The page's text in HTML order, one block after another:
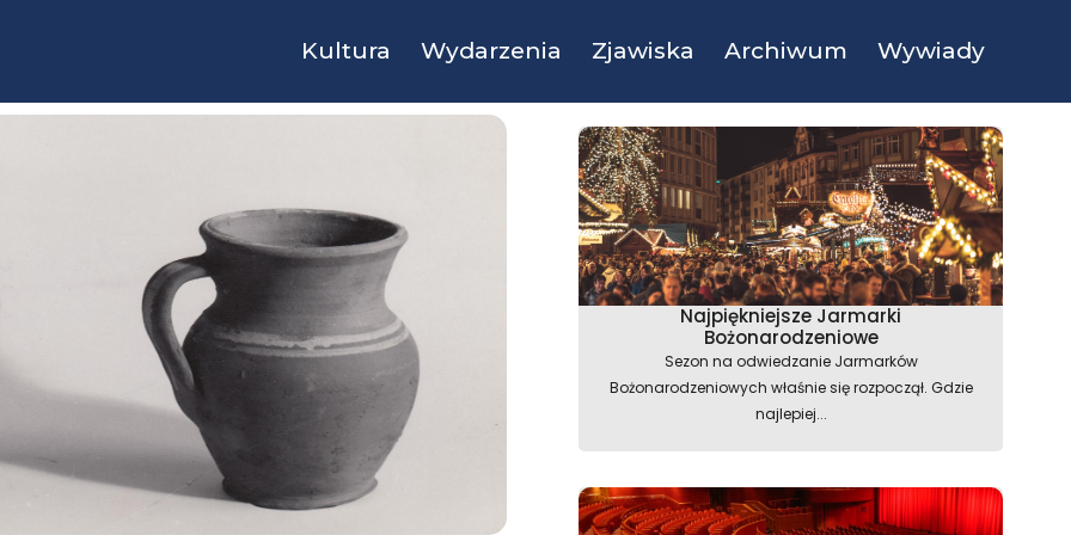
Kultura Wydarzenia Zjawiska Archiwum Wywiady
Najpiękniejsze Jarmarki
Bożonarodzeniowe
Sezon na odwiedzanie Jarmarków
Bożonarodzeniowych właśnie się rozpoczął. Gdzie
najlepiej...